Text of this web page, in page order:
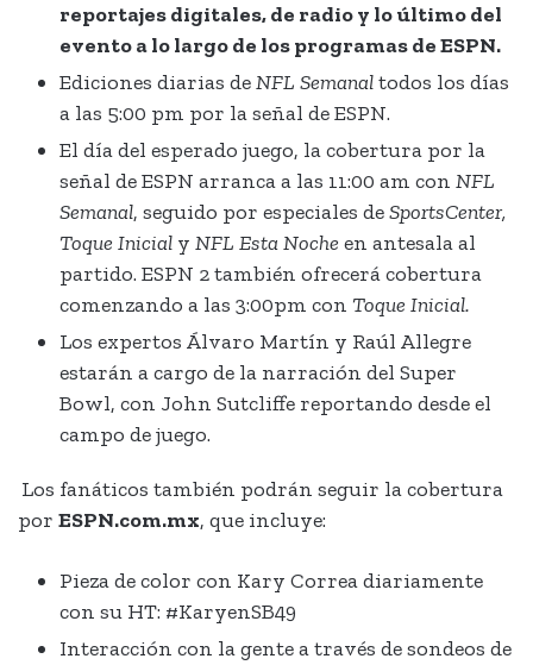
reportajes digitales, de radio y lo último del
evento a lo largo de los programas de ESPN.
Ediciones diarias deNFL Semanaltodos los días
a las 5:00 pm por la señal de ESPN.
El día del esperado juego, la cobertura por la
señal de ESPN arranca a las 11:00 am con NFL
Semanal, seguido por especiales deSportsCenter,
Toque Inicial y NFL Esta Noche en antesala al
partido. ESPN 2 también ofrecerá cobertura
comenzando a las 3:00pm con Toque Inicial.
Los expertos Álvaro Martín y Raúl Allegre
estarán a cargo de la narración del Super
Bowl, con John Sutcliffe reportando desde el
campo de juego.
Los fanáticos también podrán seguir la cobertura
por ESPN.com.mx, que incluye:
Pieza de color con Kary Correa diariamente
con su HT: #KaryenSB49
Interacción con la gente a través de sondeos de